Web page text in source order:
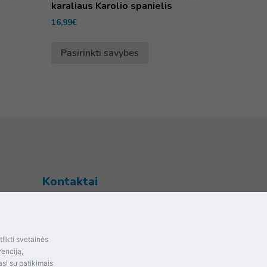
karaliaus Karolio spanielis
16,99€
Pasirinkti savybes
ir
Kontaktai
svetainės
su patikimais